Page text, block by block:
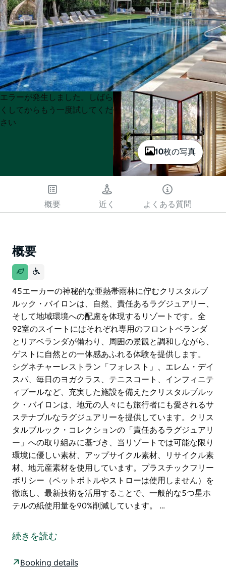
10枚の写真
Product
List
Product
List
エラーが発生しました。しばら
くしてからもう一度試してくだ
さい
概要 近く よくある質問
概要
45エーカーの神秘的な亜熱帯雨林に佇むクリスタルブ
ルック・バイロンは、自然、責任あるラグジュアリー、
そして地域環境への配慮を体現するリゾートです。全
92室のスイートにはそれぞれ専用のフロントベランダ
とリアベランダが備わり、周囲の景観と調和しながら、
ゲストに自然との一体感あふれる体験を提供します。
シグネチャーレストラン「フォレスト」、エレム・デイ
スパ、毎日のヨガクラス、テニスコート、インフィニテ
ィプールなど、充実した施設を備えたクリスタルブルッ
ク・バイロンは、地元の人々にも旅行者にも愛されるサ
ステナブルなラグジュアリーを提供しています。クリス
タルブルック・コレクションの「責任あるラグジュアリ
ー」への取り組みに基づき、当リゾートでは可能な限り
環境に優しい素材、アップサイクル素材、リサイクル素
材、地元産素材を使用しています。プラスチックフリー
ポリシー（ペットボトルやストローは使用しません）を
徹底し、最新技術を活用することで、一般的な5つ星ホ
テルの紙使用量を90%削減しています。 …
ルック・バイロンは、自然、責任あるラグジュアリー、
そして地域環境への配慮を体現するリゾートです。全
続きを読む
Booking details